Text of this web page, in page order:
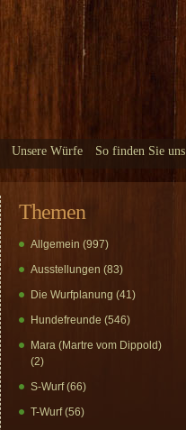
Unsere Würfe So finden Sie uns
Themen
Allgemein (997)
Ausstellungen (83)
Die Wurfplanung (41)
Hundefreunde (546)
Mara (Martre vom Dippold)
(2)
S-Wurf(66)
T-Wurf(56)